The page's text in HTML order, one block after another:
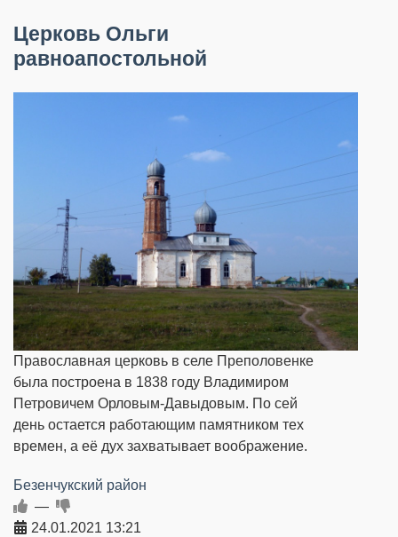
Церковь Ольги
равноапостольной
Православная церковь в селе Преполовенке
была построена в 1838 году Владимиром
Петровичем Орловым-Давыдовым. По сей
день остается работающим памятником тех
времен, а её дух захватывает воображение.
Безенчукский район
—
24.01.2021 13:21